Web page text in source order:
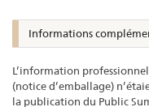
Informations
L’information
(notice d’emballage)
la publication du Public